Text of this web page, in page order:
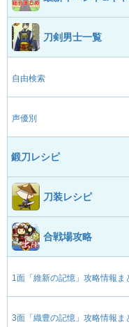
刀剣男士一覧
自由検索
声優別
鍛刀レシピ
刀装レシピ
合戦場攻略
1面「維新の記憶」攻略情報ま
3面「織豊の記憶」攻略情報ま